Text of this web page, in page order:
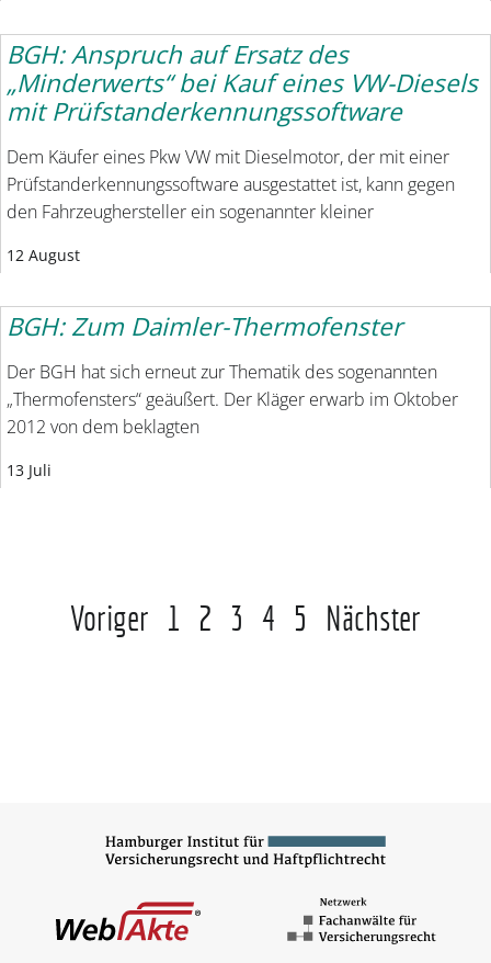
BGH: Anspruch auf Ersatz des
„Minderwerts“ bei Kauf eines VW-Diesels
mit Prüfstanderkennungssoftware
Dem Käufer eines Pkw VW mit Dieselmotor, der mit einer
Prüfstanderkennungssoftware ausgestattet ist, kann gegen
den Fahrzeughersteller ein sogenannter kleiner
12 August
BGH: Zum Daimler-Thermofenster
Der BGH hat sich erneut zur Thematik des sogenannten
„Thermofensters“ geäußert. Der Kläger erwarb im Oktober
2012 von dem beklagten
13 Juli
Voriger 1 2 3 4 5 Nächster